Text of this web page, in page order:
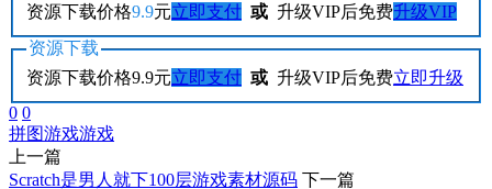
资源下载价格9.9元立即支付 或 升级VIP后免费升级VIP
资源下载
资源下载价格9.9元立即支付 或 升级VIP后免费立即升级
0 0
拼图游戏游戏
上一篇
Scratch是男人就下100层游戏素材源码 下一篇